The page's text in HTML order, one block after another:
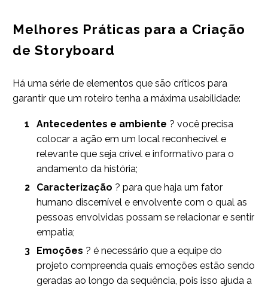
Melhores Práticas para a Criação
de Storyboard
Há uma série de elementos que são críticos para
garantir que um roteiro tenha a máxima usabilidade:
Antecedentes e ambiente ? você precisa
colocar a ação em um local reconhecível e
relevante que seja crível e informativo para o
andamento da história;
Caracterização ? para que haja um fator
humano discernível e envolvente com o qual as
pessoas envolvidas possam se relacionar e sentir
empatia;
Emoções ? é necessário que a equipe do
projeto compreenda quais emoções estão sendo
geradas ao longo da sequência, pois isso ajuda a